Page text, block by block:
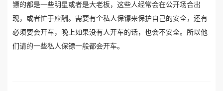
镖的都是一些明星或者是大老板，这些人经常会在公开场合出
现，或者忙于应酬。需要有个私人保镖来保护自己的安全，还有
必须要会开车，晚上如果没有人开车的话，也会不安全。所以他
们请的一些私人保镖一般都会开车。